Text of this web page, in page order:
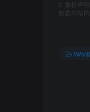
版权声明
如若本站
WAV